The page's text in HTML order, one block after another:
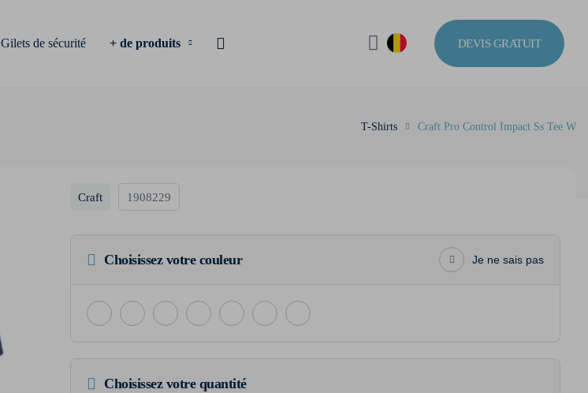
Gilets de sécurité + de produits DEVIS GRATUIT
T-Shirts Craft Pro Control Impact Ss Tee W
Craft 1908229
Choisissez votre couleur Je ne sais pas
Choisissez votre quantité